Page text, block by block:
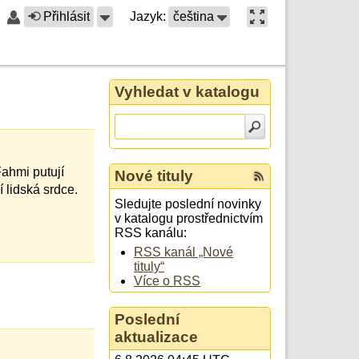
Přihlásit Jazyk: čeština
putují
lidská srdce.
Vyhledat v katalogu
Nové tituly
Sledujte poslední novinky
v katalogu prostřednictvím
RSS kanálu:
RSS kanál „Nové
tituly“
Více o RSS
Poslední
aktualizace